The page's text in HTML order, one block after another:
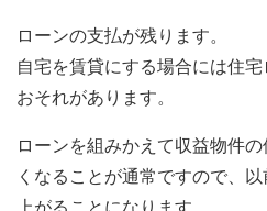
ローンの支払が残ります。
自宅を賃貸にする場合には住
おそれがあります。
ローンを組みかえて収益物件
くなることが通常ですので、